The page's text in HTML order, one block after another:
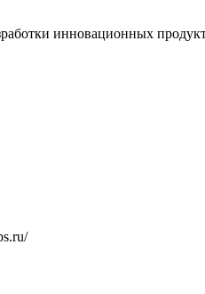
инновационных